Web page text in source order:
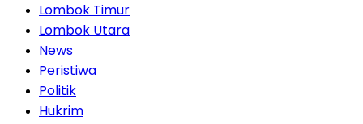
Lombok Timur
Lombok Utara
News
Peristiwa
Politik
Hukrim